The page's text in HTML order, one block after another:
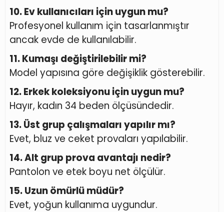
10. Ev kullanıcıları için uygun mu?
Profesyonel kullanım için tasarlanmıştır
ancak evde de kullanılabilir.
11. Kumaşı değiştirilebilir mi?
Model yapısına göre değişiklik gösterebilir.
12. Erkek koleksiyonu için uygun mu?
Hayır, kadın 34 beden ölçüsündedir.
13. Üst grup çalışmaları yapılır mı?
Evet, bluz ve ceket provaları yapılabilir.
14. Alt grup prova avantajı nedir?
Pantolon ve etek boyu net ölçülür.
15. Uzun ömürlü müdür?
Evet, yoğun kullanıma uygundur.